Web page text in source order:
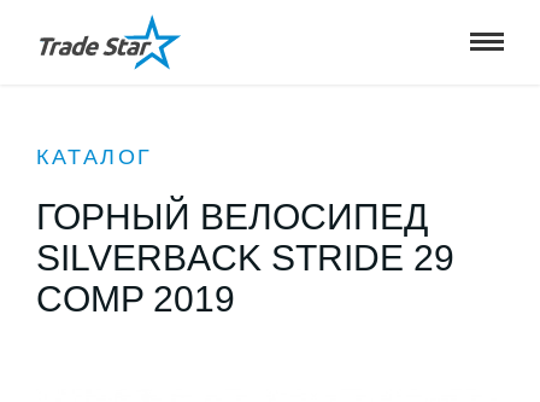
КАТАЛОГ
ГОРНЫЙ ВЕЛОСИПЕД
SILVERBACK STRIDE 29
COMP 2019